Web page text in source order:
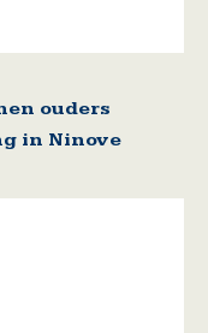
ouders
in Ninove